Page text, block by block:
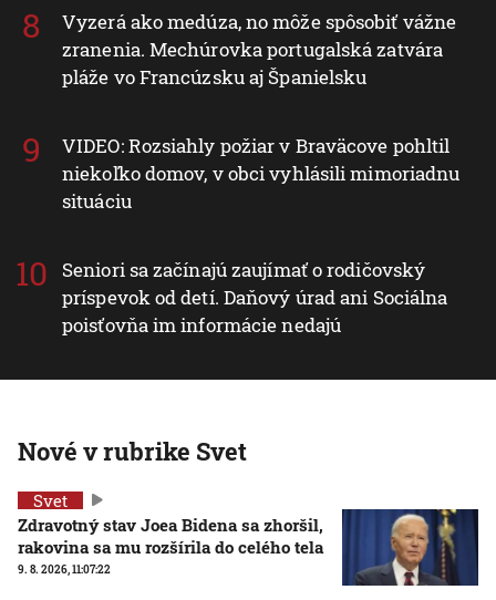
Vyzerá ako medúza, no môže spôsobiť vážne
zranenia. Mechúrovka portugalská zatvára
pláže vo Francúzsku aj Španielsku
VIDEO: Rozsiahly požiar v Braväcove pohltil
niekoľko domov, v obci vyhlásili mimoriadnu
situáciu
Seniori sa začínajú zaujímať o rodičovský
príspevok od detí. Daňový úrad ani Sociálna
poisťovňa im informácie nedajú
Nové v rubrike Svet
Svet
Zdravotný stav Joea Bidena sa zhoršil,
rakovina sa mu rozšírila do celého tela
9. 8. 2026, 11:07:22